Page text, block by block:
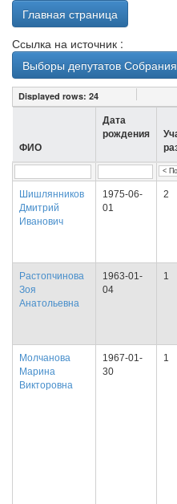
Главная страница
Ссылка на источник :
Выборы депутатов Собрания
Displayed rows: 24
ФИО
Дата
рождения
Шишлянников
Дмитрий
Иванович
1975-06-
01
2
Растопчинова
Зоя
Анатольевна
1963-01-
04
1
Молчанова
Марина
Викторовна
1967-01-
30
1